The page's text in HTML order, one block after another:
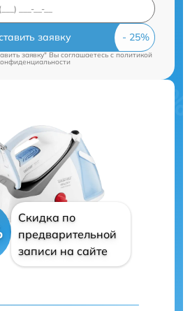
заявку
заявку" Вы соглашаетесь c политикой
Скидка по
предварительной
записи на сайте